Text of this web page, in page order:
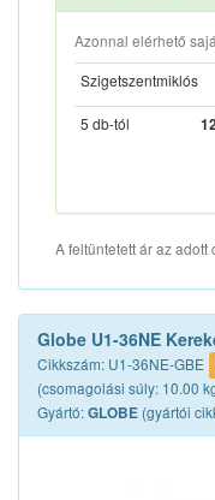
Azonnal elérhető
Szigetszentmiklós
5 db-tól
A feltüntetett ár az
Globe U1-36NE
Cikkszám: U1-36NE-GBE
(csomagolási súly: 10.00
Gyártó:GLOBE (gyártói